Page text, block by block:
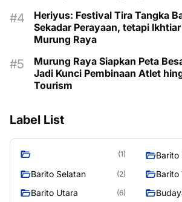
Heriyus: Festival Tira Tangka
Sekadar Perayaan, tetapi
Murung Raya
Murung Raya Siapkan Peta
Jadi Kunci Pembinaan Atlet
Tourism
Label List
(1) Barito
Barito Selatan (2) Barito
Barito Utara (6)